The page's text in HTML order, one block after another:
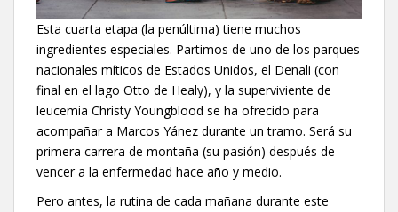
Esta cuarta etapa (la penúltima) tiene muchos
ingredientes especiales. Partimos de uno de los parques
nacionales míticos de Estados Unidos, el Denali (con
final en el lago Otto de Healy), y la superviviente de
leucemia Christy Youngblood se ha ofrecido para
acompañar a Marcos Yánez durante un tramo. Será su
primera carrera de montaña (su pasión) después de
vencer a la enfermedad hace año y medio.
Pero antes, la rutina de cada mañana durante este